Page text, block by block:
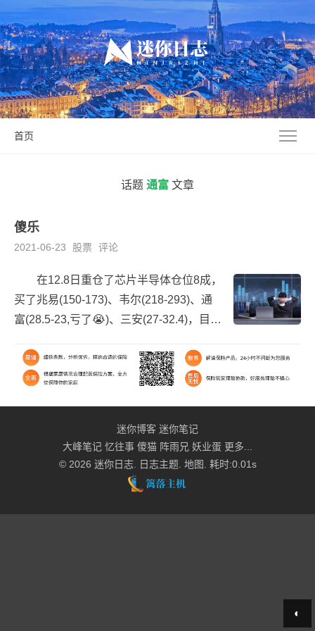
首页
话题 通富 文章
傻乐
2021-06-23 股票 评论
在12.8日重仓了芯片半导体仓位8成，
买了兆易(150-173)、韦尔(218-293)、通
富(28.5-23,亏了😭)、三安(27-32.4)，目前
钱，提...
迷你博客 迷你笔记
大峰笔记 忆往事 傻猫 阵雨兄 妖业蛋 更多...
© 2026 迷你日志. 日志主题. 地图 . 耗时:0.01s
◐